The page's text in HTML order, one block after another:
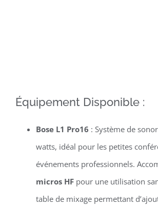
Équipement Disponible :
Bose L1 Pro16 : Système de
watts, idéal pour les petites
événements professionnels.
micros HFpour une utilisation
table de mixage permettant